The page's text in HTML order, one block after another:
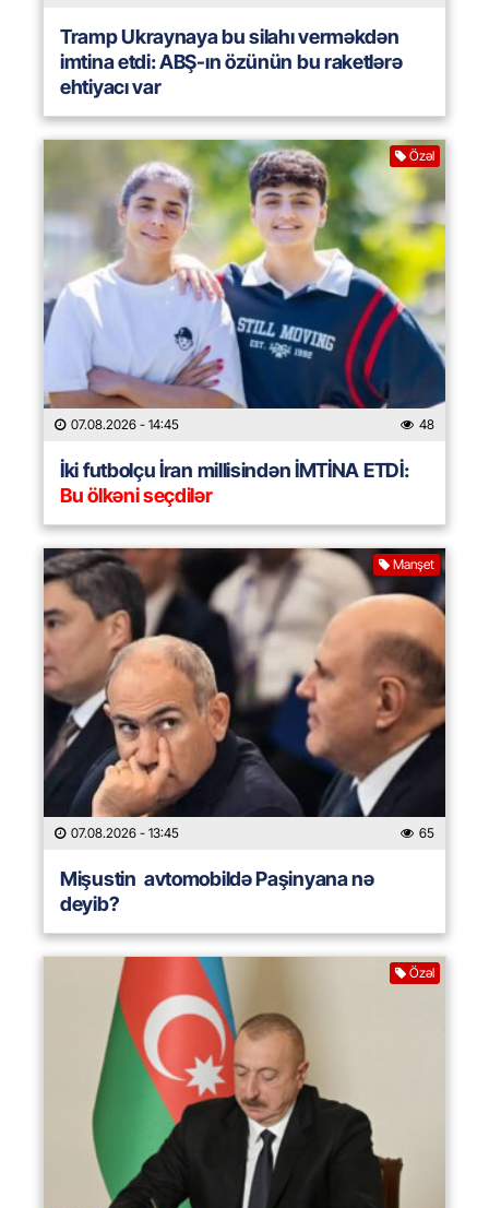
Tramp Ukraynaya bu silahı verməkdən
imtina etdi: ABŞ-ın özünün bu raketlərə
ehtiyacı var
Özəl
07.08.2026 - 14:45 48
İki futbolçu İran millisindən İMTİNA ETDİ:
Bu ölkəni seçdilər
Manşet
07.08.2026 - 13:45 65
Mişustin avtomobildə Paşinyana nə
deyib?
Özəl